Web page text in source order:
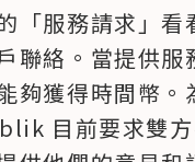
「服務請求」
聯絡。當提供
夠獲得時間幣
目前要求雙